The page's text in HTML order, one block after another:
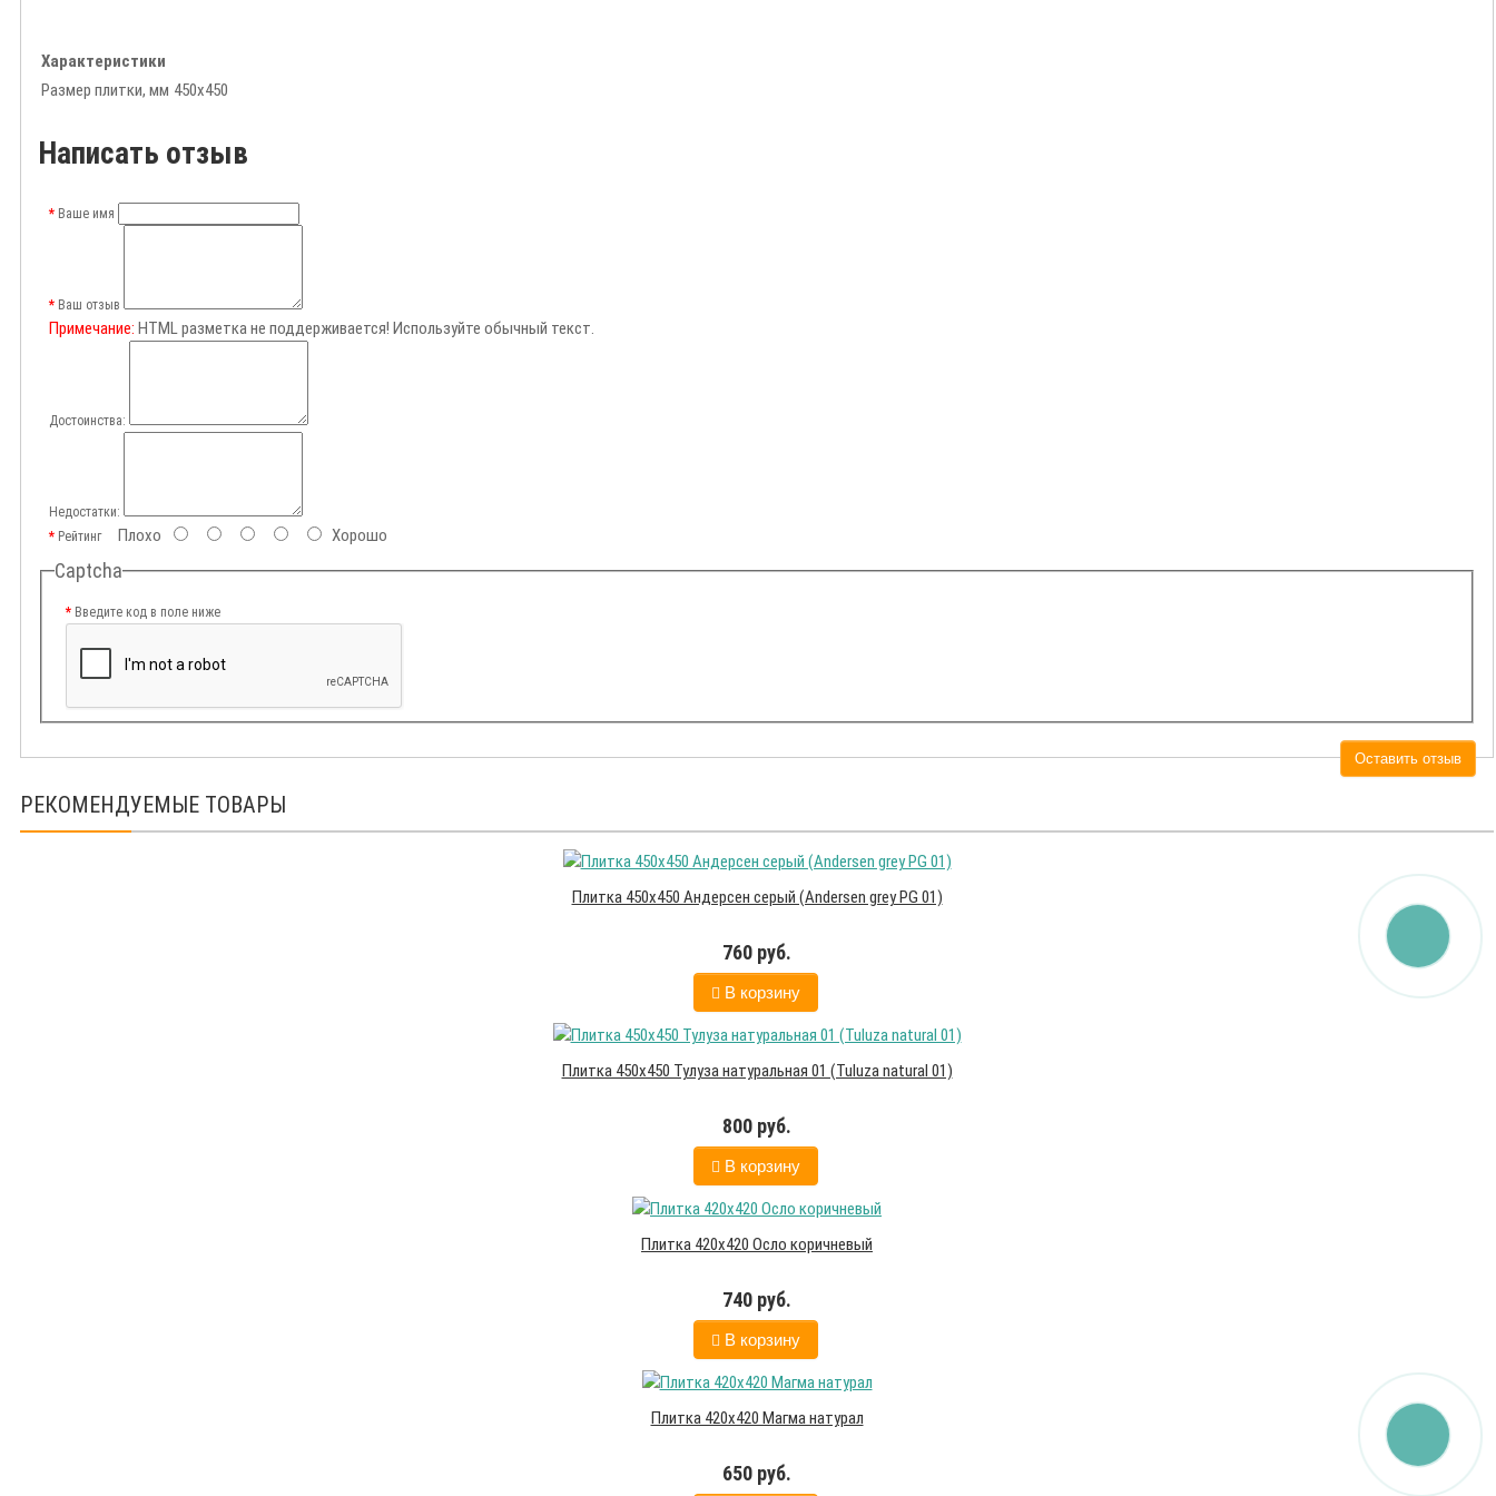
Характеристики
Размер плитки, мм 450х450
Написать отзыв
Ваше имя
Ваш отзыв
Примечание: HTML разметка не поддерживается! Используйте обычный текст.
Достоинства:
Недостатки:
РейтингПлохо Хорошо
Captcha
Введите код в поле ниже
Оставить отзыв
РЕКОМЕНДУЕМЫЕ ТОВАРЫ
Плитка 450х450 Андерсен серый (Andersen grey PG 01)
760 руб.
В корзину
Плитка 450х450 Тулуза натуральная 01 (Tuluza natural 01)
800 руб.
В корзину
Плитка 420х420 Осло коричневый
740 руб.
В корзину
Плитка 420х420 Магма натурал
650 руб.